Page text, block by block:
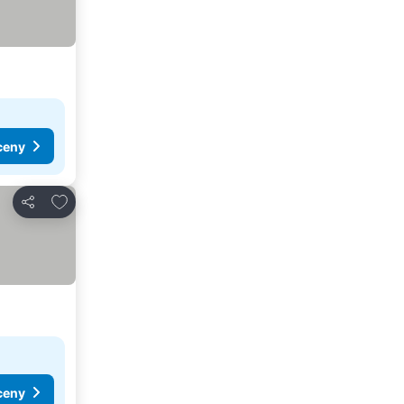
Sdílet
Přidat na seznam oblíbených hotelů